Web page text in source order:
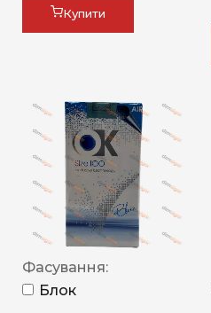
Купити
Фасування:
Блок